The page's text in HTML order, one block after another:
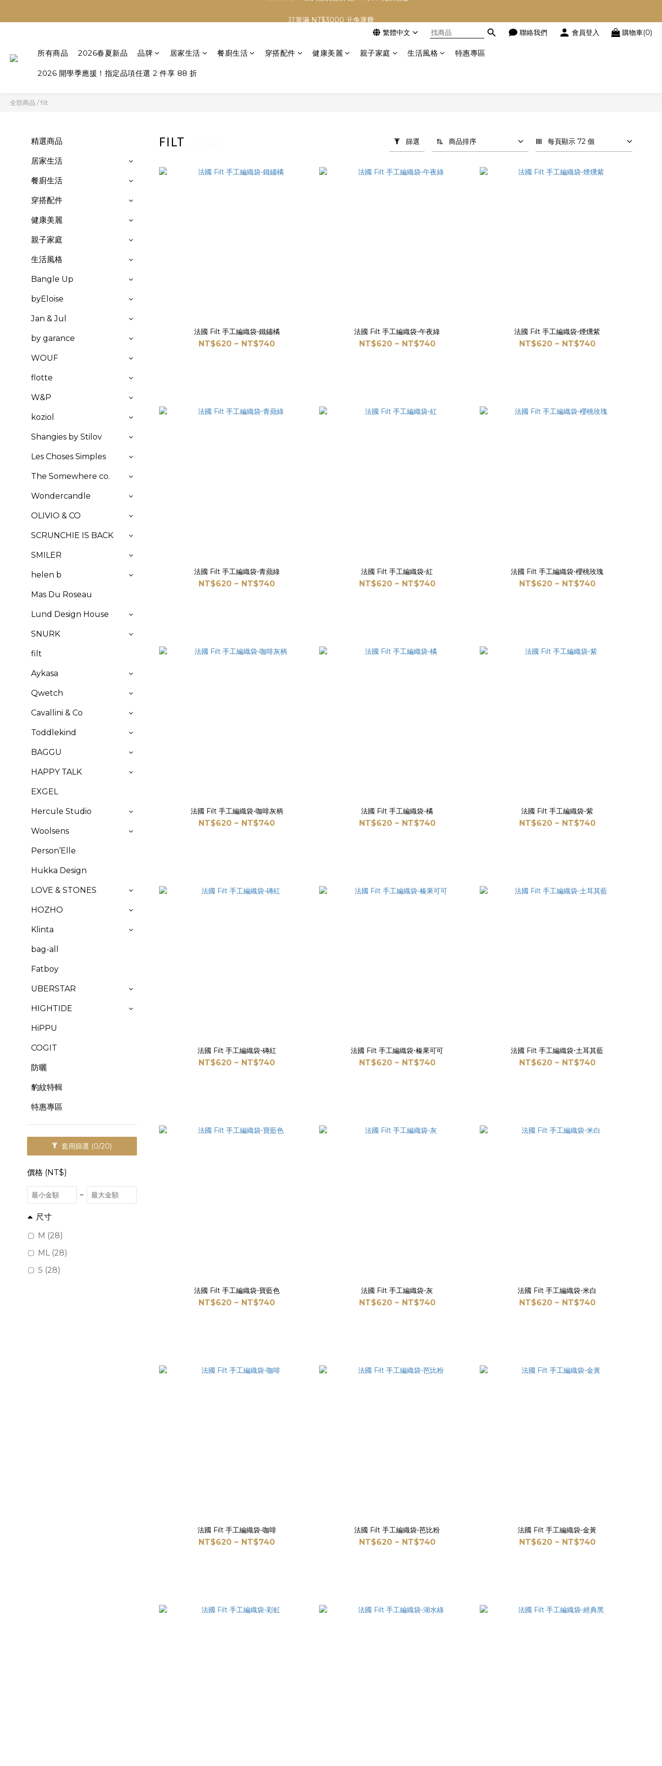
✨ Welcome ✨ 加入會員首購 贈 NT$50 元購物金
繁體中文 聯絡我們 會員登入 購物車(0)
所有商品 2026春夏新品 品牌 居家生活 餐廚生活 穿搭配件 健康美麗 親子家庭 生活風格 特惠專區
2026 開學季應援！指定品項任選 2 件享 88 折
全部商品 /filt
精選商品
居家生活
餐廚生活
穿搭配件
健康美麗
親子家庭
生活風格
Bangle Up
byEloise
Jan & Jul
by garance
WOUF
flotte
W&P
koziol
Shangies by Stilov
Les Choses Simples
The Somewhere co.
Wondercandle
OLIVIO & CO
SCRUNCHIE IS BACK
SMILER
helen b
Mas Du Roseau
Lund Design House
SNURK
filt
Aykasa
Qwetch
Cavallini & Co
Toddlekind
BAGGU
HAPPY TALK
EXGEL
Hercule Studio
Woolsens
Person’Elle
Hukka Design
LOVE & STONES
HOZHO
Klinta
bag-all
Fatboy
UBERSTAR
HIGHTIDE
HiPPU
COGIT
防曬
豹紋特輯
特惠專區
套用篩選 (0/20)
價格 (NT$)
~
尺寸
M (28)
ML (28)
S (28)
FILT 篩選 商品排序 每頁顯示 72 個
法國 Filt 手工編織袋-鐵鏽橘
NT$620 ~ NT$740
法國 Filt 手工編織袋-午夜綠
NT$620 ~ NT$740
法國 Filt 手工編織袋-煙燻紫
NT$620 ~ NT$740
法國 Filt 手工編織袋-青蘋綠
NT$620 ~ NT$740
法國 Filt 手工編織袋-紅
NT$620 ~ NT$740
法國 Filt 手工編織袋-櫻桃玫瑰
NT$620 ~ NT$740
法國 Filt 手工編織袋-咖啡灰柄
NT$620 ~ NT$740
法國 Filt 手工編織袋-橘
NT$620 ~ NT$740
法國 Filt 手工編織袋-紫
NT$620 ~ NT$740
法國 Filt 手工編織袋-磚紅
NT$620 ~ NT$740
法國 Filt 手工編織袋-榛果可可
NT$620 ~ NT$740
法國 Filt 手工編織袋-土耳其藍
NT$620 ~ NT$740
法國 Filt 手工編織袋-寶藍色
NT$620 ~ NT$740
法國 Filt 手工編織袋-灰
NT$620 ~ NT$740
法國 Filt 手工編織袋-米白
NT$620 ~ NT$740
法國 Filt 手工編織袋-咖啡
NT$620 ~ NT$740
法國 Filt 手工編織袋-芭比粉
NT$620 ~ NT$740
法國 Filt 手工編織袋-金黃
NT$620 ~ NT$740